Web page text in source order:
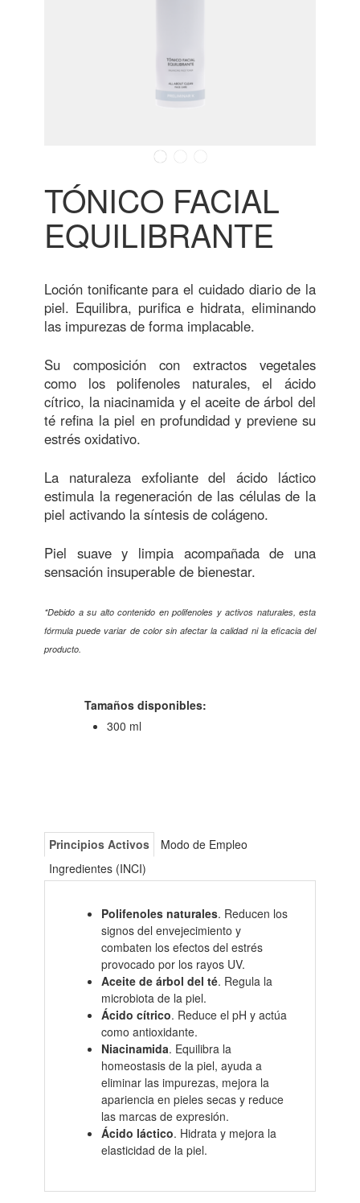
TÓNICO FACIAL
EQUILIBRANTE
Loción tonificante para el cuidado diario de la
piel. Equilibra, purifica e hidrata, eliminando
las impurezas de forma implacable.
Su composición con extractos vegetales
como los polifenoles naturales, el ácido
cítrico, la niacinamida y el aceite de árbol del
té refina la piel en profundidad y previene su
estrés oxidativo.
La naturaleza exfoliante del ácido láctico
estimula la regeneración de las células de la
piel activando la síntesis de colágeno.
Piel suave y limpia acompañada de una
sensación insuperable de bienestar.
*Debido a su alto contenido en polifenoles y activos naturales, esta
fórmula puede variar de color sin afectar la calidad ni la eficacia del
producto.
Tamaños disponibles:
300 ml
Principios Activos
Modo de Empleo
Ingredientes (INCI)
Polifenoles naturales. Reducen los
signos del envejecimiento y
combaten los efectos del estrés
provocado por los rayos UV.
Aceite de árbol del té. Regula la
microbiota de la piel.
Ácido cítrico. Reduce el pH y actúa
como antioxidante.
Niacinamida. Equilibra la
homeostasis de la piel, ayuda a
eliminar las impurezas, mejora la
apariencia en pieles secas y reduce
las marcas de expresión.
Ácido láctico. Hidrata y mejora la
elasticidad de la piel.